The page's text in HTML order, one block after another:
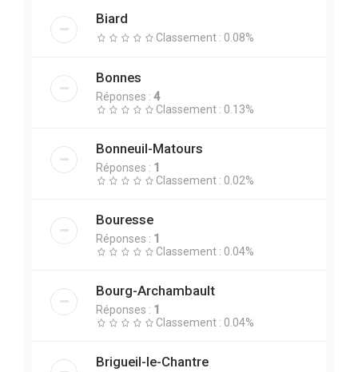
Biard
Classement : 0.08%
Bonnes
Réponses : 4
Classement : 0.13%
Bonneuil-Matours
Réponses : 1
Classement : 0.02%
Bouresse
Réponses : 1
Classement : 0.04%
Bourg-Archambault
Réponses : 1
Classement : 0.04%
Brigueil-le-Chantre